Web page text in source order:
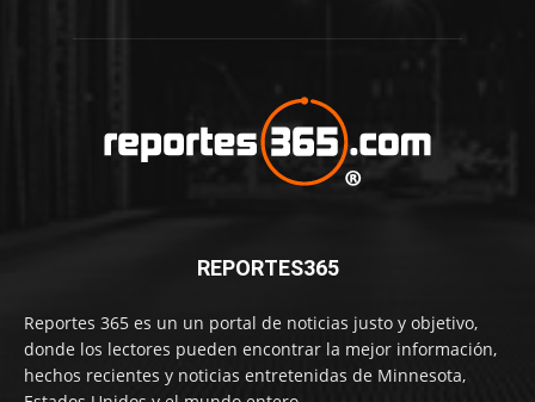
REPORTES365
Reportes 365 es un un portal de noticias justo y objetivo,
donde los lectores pueden encontrar la mejor información,
hechos recientes y noticias entretenidas de Minnesota,